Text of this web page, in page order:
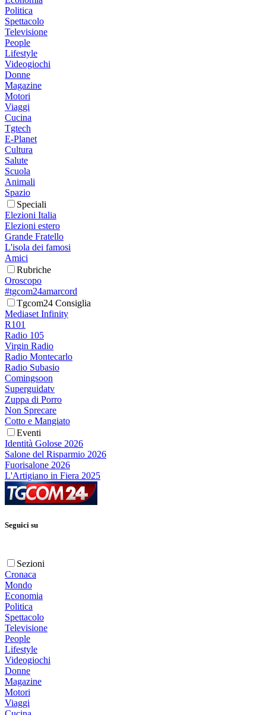
Politica
Spettacolo
Televisione
People
Lifestyle
Videogiochi
Donne
Magazine
Motori
Viaggi
Cucina
Tgtech
E-Planet
Cultura
Salute
Scuola
Animali
Spazio
Speciali
Elezioni Italia
Elezioni estero
Grande Fratello
L'isola dei famosi
Amici
Rubriche
Oroscopo
#tgcom24amarcord
Tgcom24 Consiglia
Mediaset Infinity
R101
Radio 105
Virgin Radio
Radio Montecarlo
Radio Subasio
Comingsoon
Superguidatv
Zuppa di Porro
Non Sprecare
Cotto e Mangiato
Eventi
Identità Golose 2026
Salone del Risparmio 2026
Fuorisalone 2026
L'Artigiano in Fiera 2025
Seguici su
Sezioni
Cronaca
Mondo
Economia
Politica
Spettacolo
Televisione
People
Lifestyle
Videogiochi
Donne
Magazine
Motori
Viaggi